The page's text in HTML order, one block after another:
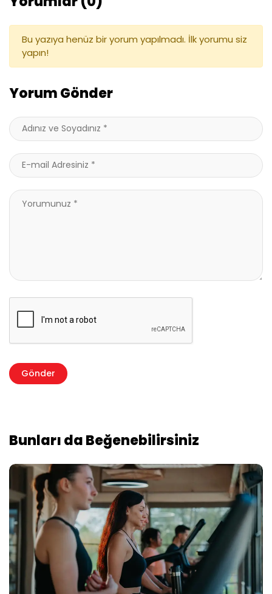
Bu yazıya henüz bir yorum yapılmadı. İlk yorumu siz
yapın!
Yorum Gönder
Bunları da Beğenebilirsiniz